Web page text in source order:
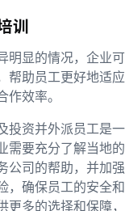
训
明显的情况，企业
帮助员工更好地适
效率。
投资并外派员工是
需要充分了解当地
公司的帮助，并加
，确保员工的安全
更多的选择和保障